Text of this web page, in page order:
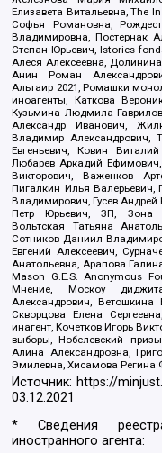
Елизавета Витальевна, The
Софья Романовна,
Владимировна, Постернак
Степан Юрьевич, Istories
Алеся Алексеевна,
Анин Роман
Альтаир 2021, Ромашки
иноагенты, Каткова
Кузьмина Людмила
Александр Иванович,
Владимир Александрович,
Евгеньевич, Ковин
Любарев Аркадий
Викторович, Важенков
Пигалкин Илья Валерьевич,
Владимирович, Гусев
Петр Юрьевич, ЗП, Зона
Вольтская Татьяна
Сотников Даниил
Евгений Алексеевич,
Анатольевна, Арапова
Mason G.E.S. Anonymous
Мнение, Москоу
Александрович,
Скворцова Елена
инагент, Кочетков Игорь
выборы, Нобелевский
Алина Александровна,
Эмилевна, Хисамова Регина
Источник: https://
03.12.2021
* Сведения
иностранного агента: